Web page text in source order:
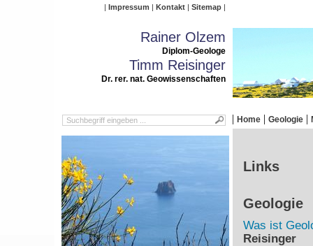
Impressum Kontakt Sitemap
Rainer Olzem
Diplom-Geologe
Timm Reisinger
Dr. rer. nat. Geowissenschaften
Home Geologie
Links
Geologie
Was ist
Reisinger